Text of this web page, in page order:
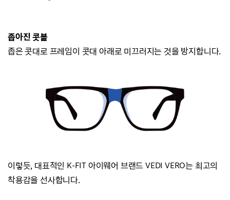
좁아진 콧볼
좁은 콧대로 프레임이 콧대 아래로 미끄러지는 것을 방지합니다.
이렇듯, 대표적인 K-FIT 아이웨어 브랜드VEDI VERO는 최고의
착용감을 선사합니다.